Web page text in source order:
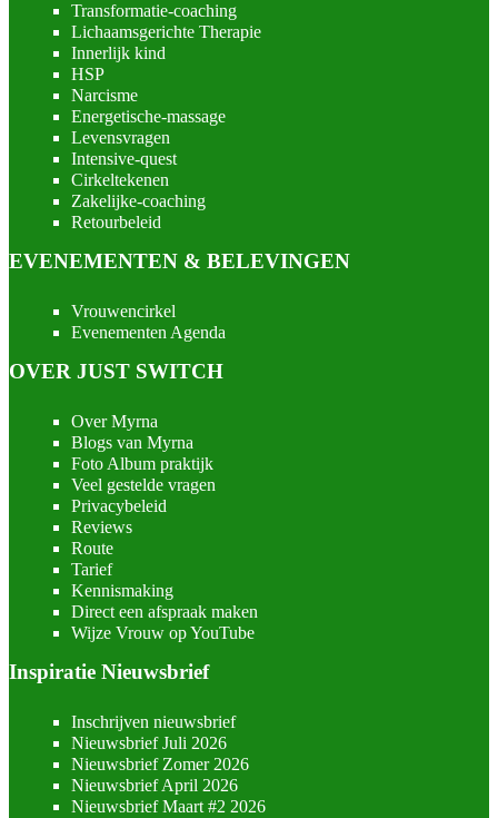
Transformatie-coaching
Lichaamsgerichte Therapie
Innerlijk kind
HSP
Narcisme
Energetische-massage
Levensvragen
Intensive-quest
Cirkeltekenen
Zakelijke-coaching
Retourbeleid
EVENEMENTEN & BELEVINGEN
Vrouwencirkel
Evenementen Agenda
OVER JUST SWITCH
Over Myrna
Blogs van Myrna
Foto Album praktijk
Veel gestelde vragen
Privacybeleid
Reviews
Route
Tarief
Kennismaking
Direct een afspraak maken
Wijze Vrouw op YouTube
Inspiratie Nieuwsbrief
Inschrijven nieuwsbrief
Nieuwsbrief Juli 2026
Nieuwsbrief Zomer 2026
Nieuwsbrief April 2026
Nieuwsbrief Maart #2 2026